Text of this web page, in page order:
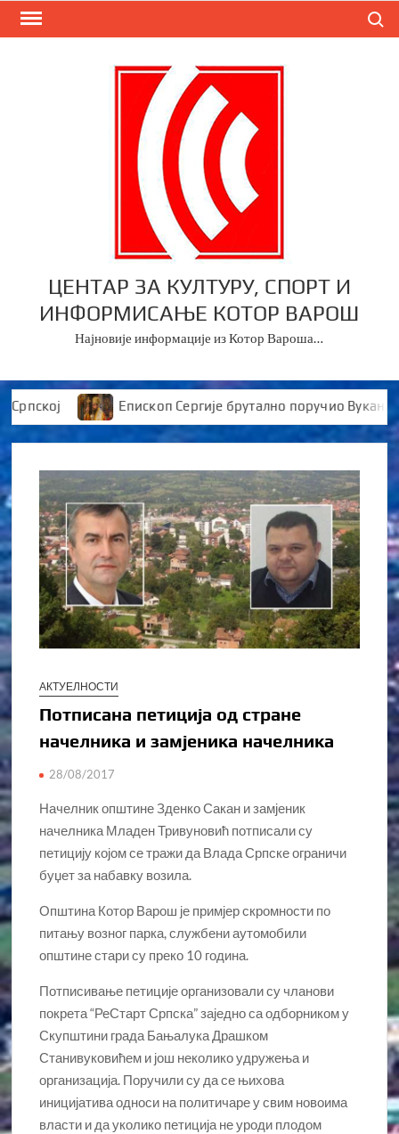
Skip
ЦЕНТАР ЗА КУЛТУРУ, СПОРТ И
ИНФОРМИСАЊЕ КОТОР ВАРОШ
Најновије информације из Котор Вароша…
Епископ Сергије брутално поручио
АКТУЕЛНОСТИ
Потписана петиција од стране
начелника и замјеника начелника
28/08/2017
Начелник општине Зденко Сакан и замјеник
начелника Младен Тривуновић потписали су
петицију којом се тражи да Влада Српске ограничи
буџет за набавку возила.
Општина Котор Варош је примјер скромности по
питању возног парка, службени аутомобили
општине стари су преко 10 година.
Потписивање петиције организовали су чланови
покрета “РеСтарт Српска” заједно са одборником у
Скупштини града Бањалука Драшком
Станивуковићем и још неколико удружења и
организација. Поручили су да се њихова
иницијатива односи на политичаре у свим новоима
власти и да уколико петиција не уроди плодом